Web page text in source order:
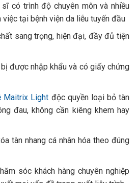
có trình độ chuyên môn và nhiều
việc tại bệnh viện da liễu tuyến đầu
sang trọng, hiện đại, đầy đủ tiện
được nhập khẩu và có giấy chứng
Maitrix Light độc quyền loại bỏ tàn
đau, không cần kiêng khem hay
tàn nhang cá nhân hóa theo đúng
sóc khách hàng chuyên nghiệp